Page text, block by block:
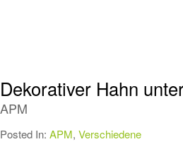
Dekorativer Hahn
APM
Posted In: APM, Verschiedene